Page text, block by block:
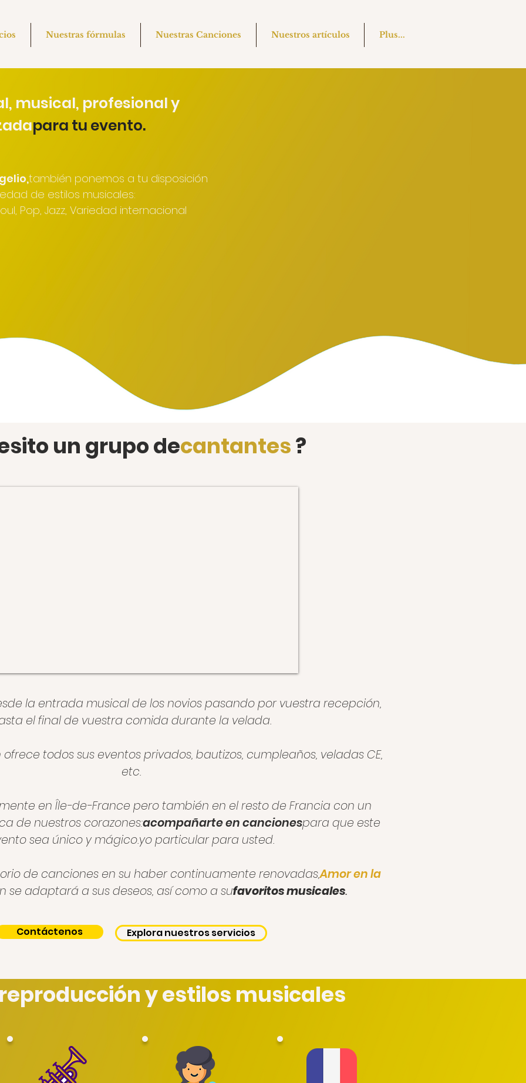
Nuestras fórmulas Nuestras Canciones Nuestros artículos Plus...
musical, profesional y
para tu evento.
también ponemos a tu disposición
de estilos musicales:
Pop, Jazz, Variedad internacional
un grupo decantantes?
la entrada musical de los novios pasando por vuestra recepción,
el final de vuestra comida durante la velada.
todos sus eventos privados, bautizos, cumpleaños, veladas CE,
etc.
en Île-de-France pero también en el resto de Francia con un
de nuestros corazones:acompañarte en cancionespara que este
sea único y mágico.yo particular para usted.
de canciones en su haber continuamente renovadas,Amor en la
se adaptará a sus deseos, así como a sufavoritos musicales.
Contáctenos Explora nuestros servicios
y estilos musicales